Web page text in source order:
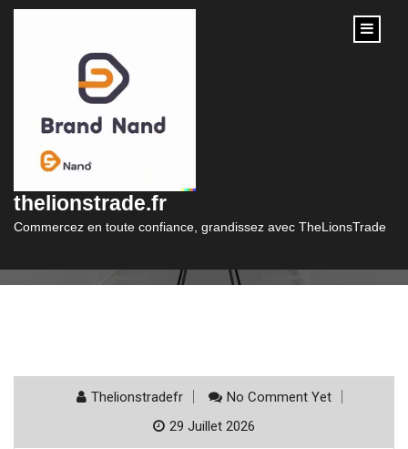
content
thelionstrade.fr
Commercez en toute confiance, grandissez avec TheLionsTrade
Catégorie :
Thelionstradefr
No Comment Yet
29 Juillet 2026